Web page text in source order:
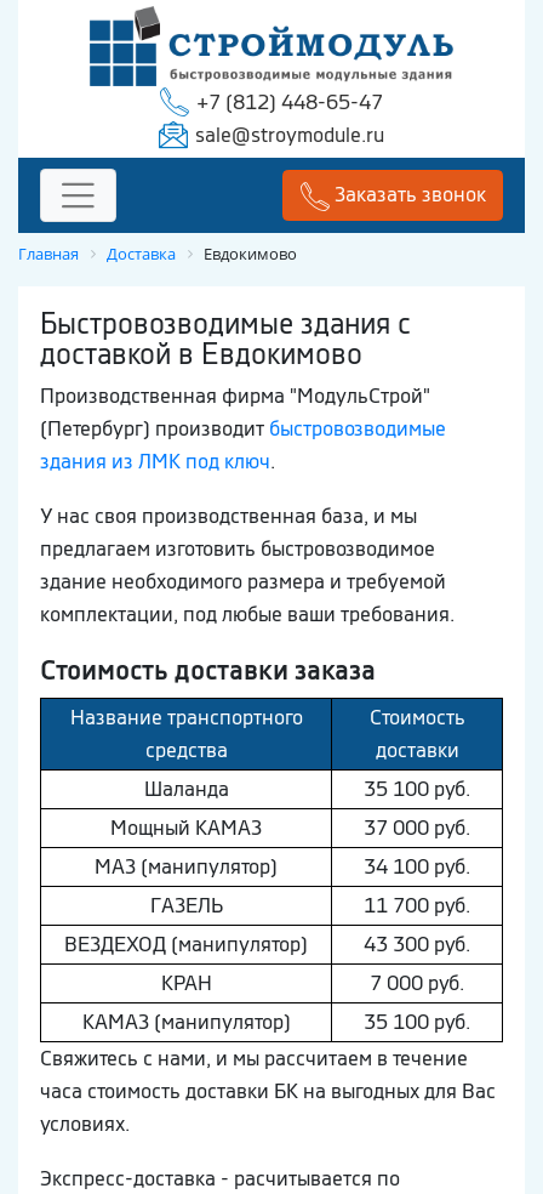
+7 (812) 448-65-47
sale@stroymodule.ru
Заказать звонок
Главная Доставка Евдокимово
Быстровозводимые здания с
доставкой в Евдокимово
Производственная фирма "МодульСтрой"
(Петербург) производит быстровозводимые
здания из ЛМК под ключ.
У нас своя производственная база, и мы
предлагаем изготовить быстровозводимое
здание необходимого размера и требуемой
комплектации, под любые ваши требования.
Стоимость доставки заказа
Название транспортного
средства
Стоимость
доставки
Шaлaнда
35 100 руб.
Мощный КAМAЗ
37 000 руб.
МAЗ (манипулятор)
34 100 руб.
ГAЗEЛЬ
11 700 руб.
ВEЗДEХОД (манипулятор)
43 300 руб.
КРАН
7 000 руб.
КAМAЗ (манипулятор)
35 100 руб.
Свяжитесь с нами, и мы рассчитаем в течение
часа стоимость доставки БК на выгодных для Вас
условиях.
Экспресс-доставка - расчитывается по